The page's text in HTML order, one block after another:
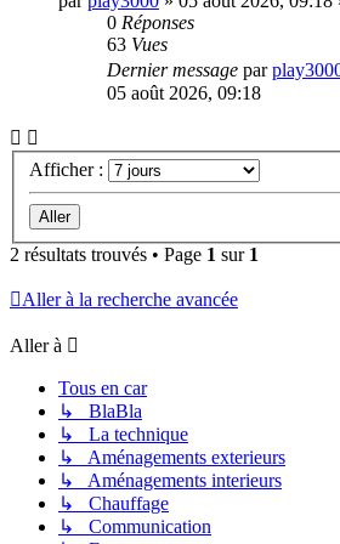
0 Réponses
63 Vues
Dernier message par
05 août 2026, 09:18
Afficher :
2 résultats trouvés • Page 1 sur 1
Aller à la recherche avancée
Aller à
Tous en car
↳ BlaBla
↳ La technique
↳ Aménagements exterieurs
↳ Aménagements interieurs
↳ Chauffage
↳ Communication